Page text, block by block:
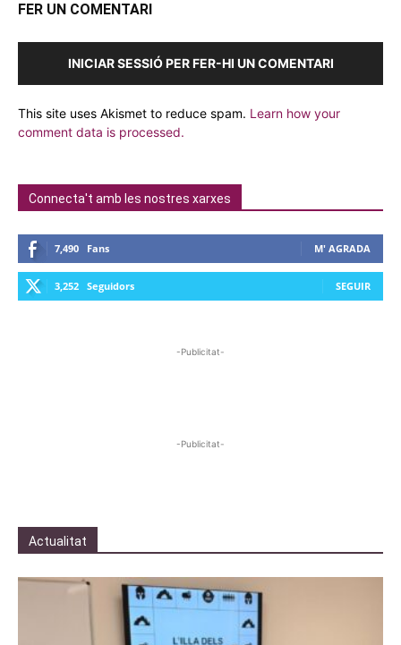
FER UN COMENTARI
INICIAR SESSIÓ PER FER-HI UN COMENTARI
This site uses Akismet to reduce spam. Learn how your
comment data is processed.
Connecta't amb les nostres xarxes
7,490 Fans M' AGRADA
3,252 Seguidors SEGUIR
-Publicitat-
-Publicitat-
Actualitat